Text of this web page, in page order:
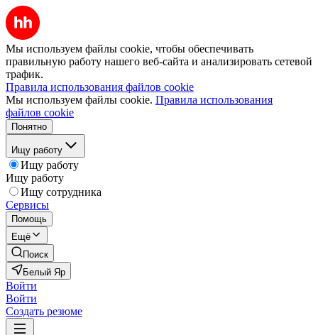
Мы используем файлы cookie, чтобы обеспечивать
правильную работу нашего веб-сайта и анализировать сетевой
трафик.
Правила использования файлов cookie
Мы используем файлы cookie. Правила использования
файлов cookie
Понятно
Ищу работу
Ищу работу
Ищу работу
Ищу сотрудника
Сервисы
Помощь
Ещё
Поиск
Белый Яр
Войти
Войти
Создать резюме